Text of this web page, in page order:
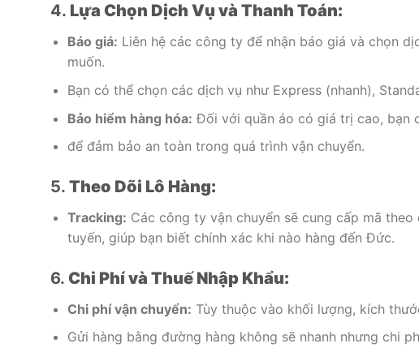
4. Lựa Chọn Dịch Vụ và Thanh Toán:
Báo giá: Liên hệ các công ty để nhận báo giá và chọn
muốn.
Bạn có thể chọn các dịch vụ như Express (nhanh),
Bảo hiểm hàng hóa: Đối với quần áo có giá trị cao, bạn
để đảm bảo an toàn trong quá trình vận chuyển.
5. Theo Dõi Lô Hàng:
Tracking: Các công ty vận chuyển sẽ cung cấp mã
tuyến, giúp bạn biết chính xác khi nào hàng đến Đức.
6. Chi Phí và Thuế Nhập Khẩu:
Chi phí vận chuyển: Tùy thuộc vào khối lượng, kích
Gửi hàng bằng đường hàng không sẽ nhanh nhưng chi